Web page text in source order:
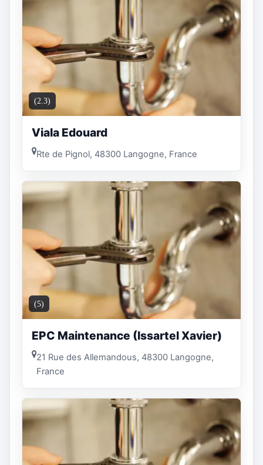
(2.3)
Viala Edouard
Rte de Pignol, 48300 Langogne, France
(5)
EPC Maintenance (Issartel Xavier)
21 Rue des Allemandous, 48300 Langogne,
France